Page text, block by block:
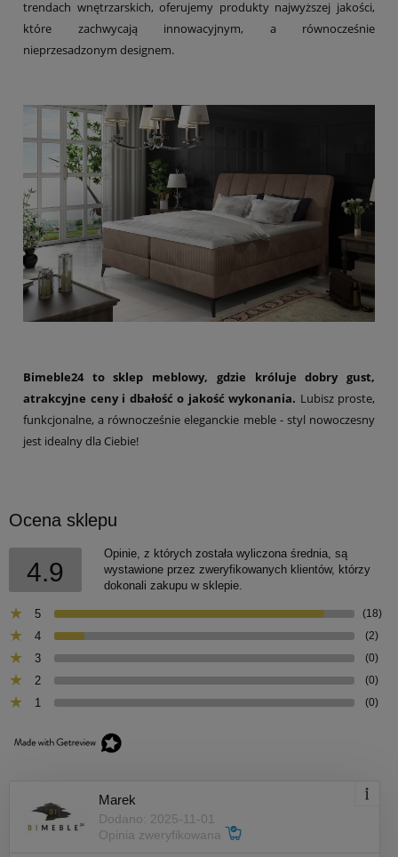
trendach wnętrzarskich, oferujemy produkty najwyższej jakości,
które zachwycają innowacyjnym, a równocześnie
nieprzesadzonym designem.
Bimeble24 to sklep meblowy, gdzie króluje dobry gust,
atrakcyjne ceny i dbałość o jakość wykonania. Lubisz proste,
funkcjonalne, a równocześnie eleganckie meble - styl nowoczesny
jest idealny dla Ciebie!
Ocena sklepu
4.9
Opinie, z których została wyliczona średnia, są
wystawione przez zweryfikowanych klientów, którzy
dokonali zakupu w sklepie.
5 (18)
4 (2)
3 (0)
2 (0)
1 (0)
Marek
Dodano: 2025-11-01
Opinia zweryfikowana